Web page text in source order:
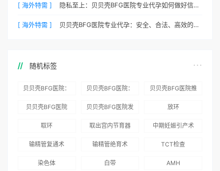
[ 海外特需 ] 隐私至上：贝贝壳BFG医院专业代孕如何做好信息保密？
[ 海外特需 ] 贝贝壳BFG医院专业代孕：安全、合法、高效的生育解决方案
随机标签
贝贝壳BFG医院：
务
贝贝壳BFG医院：
术”和“法律支持”
贝贝壳BFG医院推
贝贝壳BFG医院
贝贝壳BFG医院发
国版）》
放环
取环 取出宫内节育器 中期妊娠引产术
输精管复通术 输精管绝育术 TCT检查
染色体 白带 AMH